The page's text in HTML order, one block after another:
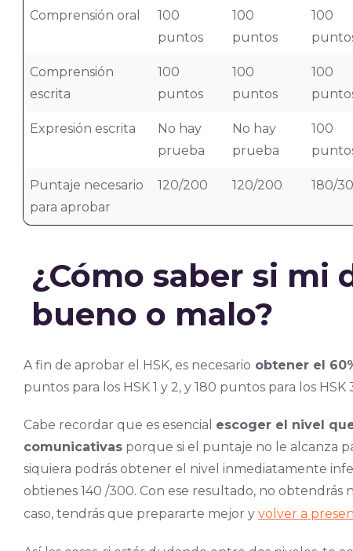
Comprensión oral
100
puntos
100
puntos
100
Comprensión
escrita
100
puntos
100
puntos
100
Expresión escrita
No hay
prueba
No hay
prueba
100
Puntaje necesario
para aprobar
120/200 120/200 180/
¿Cómo saber si mi
bueno o malo?
A fin de aprobar el HSK, es necesario obtener el
puntos para los HSK 1 y 2, y 180 puntos para los HSK
Cabe recordar que es esencial escoger el nivel
comunicativas porque si el puntaje no le alcanza
siquiera podrás obtener el nivel inmediatamente
obtienes 140 /300. Con ese resultado, no obtendrás
caso, tendrás que prepararte mejor y volver a